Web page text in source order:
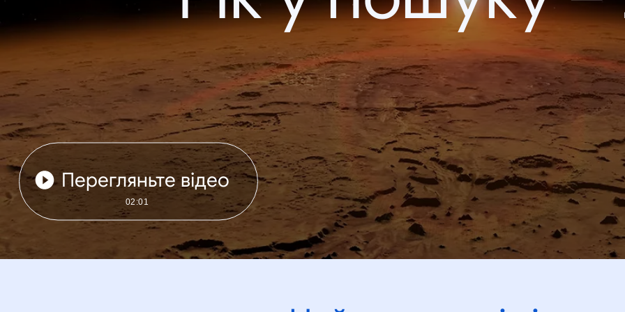
Перегляньте відео
02:01